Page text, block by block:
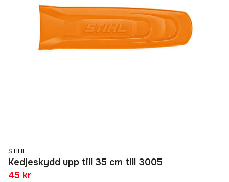
STIHL
Kedjeskydd upp till 35 cm till 3005
45 kr